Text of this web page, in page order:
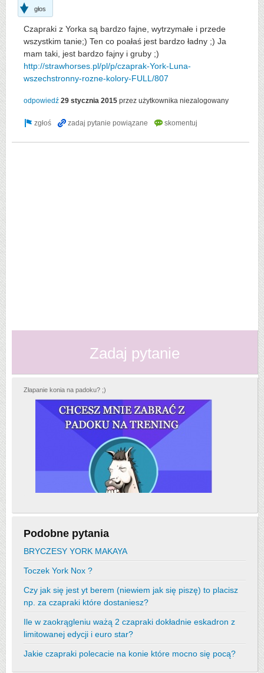
głos
Czapraki z Yorka są bardzo fajne, wytrzymałe i przede
wszystkim tanie;) Ten co poałaś jest bardzo ładny ;) Ja
mam taki, jest bardzo fajny i gruby ;)
http://strawhorses.pl/pl/p/czaprak-York-Luna-
wszechstronny-rozne-kolory-FULL/807
odpowiedź 29 stycznia 2015 przez użytkownika niezalogowany
Zadaj pytanie
Złapanie konia na padoku? ;)
Podobne pytania
BRYCZESY YORK MAKAYA
Toczek York Nox ?
Czy jak się jest yt berem (niewiem jak się piszę) to placisz
np. za czapraki które dostaniesz?
Ile w zaokrągleniu ważą 2 czapraki dokładnie eskadron z
limitowanej edycji i euro star?
Jakie czapraki polecacie na konie które mocno się pocą?